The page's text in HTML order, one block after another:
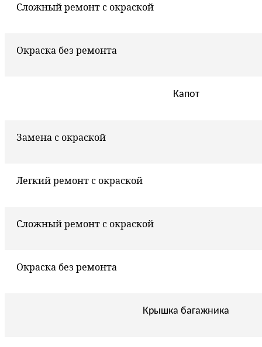
Сложный ремонт с окраской
Окраска без ремонта
Капот
Замена с окраской
Легкий ремонт с окраской
Сложный ремонт с окраской
Окраска без ремонта
Крышка багажника